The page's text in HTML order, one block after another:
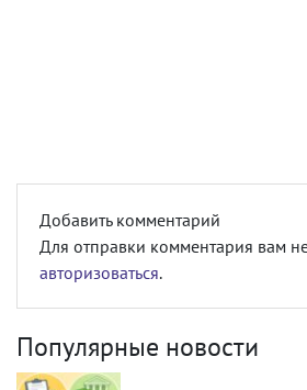
Добавить комментарий
Для отправки комментария вам
авторизоваться.
Популярные новости